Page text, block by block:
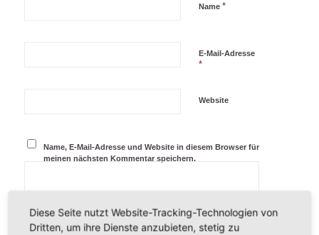
Name *
E-Mail-Adresse
*
Website
Name, E-Mail-Adresse und Website in diesem Browser für
meinen nächsten Kommentar speichern.
Diese Seite nutzt Website-Tracking-Technologien von
Dritten, um ihre Dienste anzubieten, stetig zu